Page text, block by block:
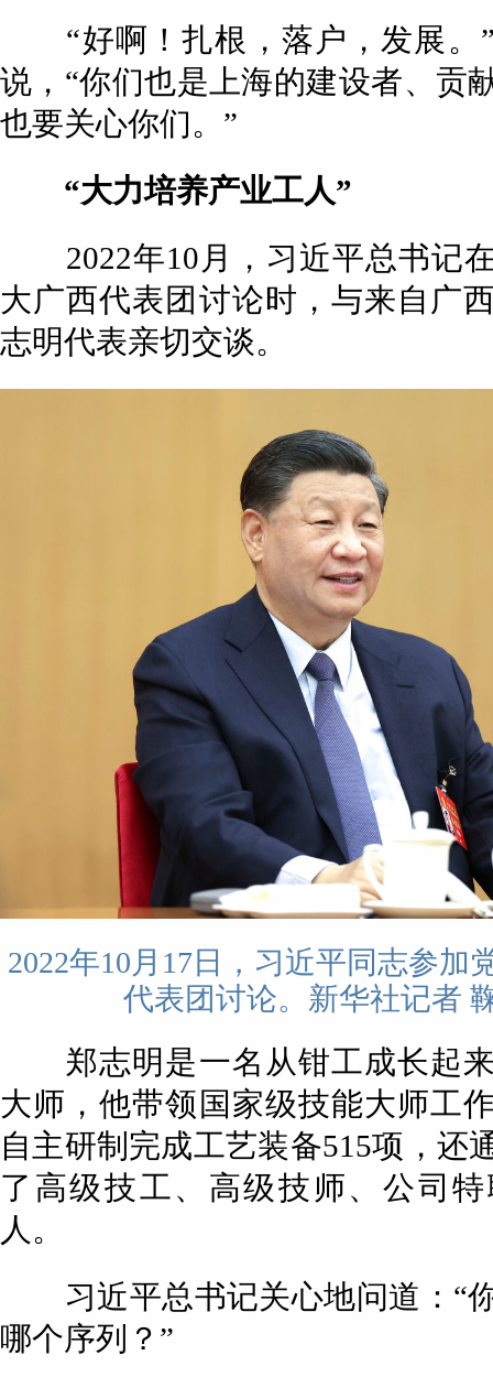
“好啊！扎根，落户，发展。”
说，“你们也是上海的建设者、贡
也要关心你们。”
“大力培养产业工人”
2022年10月，习近平总书记
大广西代表团讨论时，与来自广
志明代表亲切交谈。
2022年10月17日，习近平同志参加
代表团讨论。新华社记者
郑志明是一名从钳工成长起来
大师，他带领国家级技能大师工
自主研制完成工艺装备515项，还
了高级技工、高级技师、公司
人。
习近平总书记关心地问道：“
哪个序列？”